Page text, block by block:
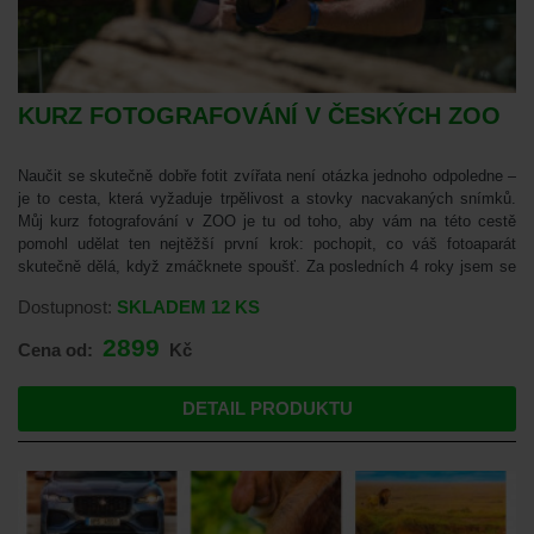
KURZ FOTOGRAFOVÁNÍ V ČESKÝCH ZOO
Naučit se skutečně dobře fotit zvířata není otázka jednoho odpoledne –
je to cesta, která vyžaduje trpělivost a stovky nacvakaných snímků.
Můj kurz fotografování v ZOO je tu od toho, aby vám na této cestě
pomohl udělat ten nejtěžší první krok: pochopit, co váš fotoaparát
skutečně dělá, když zmáčknete spoušť. Za posledních 4 roky jsem se
zázračné recepty na „profesionální fotky za pět minut“. Místo toho vás
běžnými překážkami, jako jsou mříže, odlesky na sklech nebo špatné
dokázali v terénu ovládat intuitivně a nemuseli se spoléhat jen na
experty, ale dát vám do ruky pevné základy a chuť se dál zlepšovat.
Ukážu vám, jak o scéně přemýšlet, jak vnímat kompozici a jak si v
klidu počkat na ten správný moment. Je to den strávený mezi lidmi,
kteří mají stejný koníček, v prostředí, které je pro trénink techniky
Dostupnost: SKLADEM 12 KS
Cena od: 2899 Kč
DETAIL PRODUKTU